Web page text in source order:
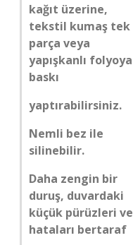
kağıt üzerine,
tekstil kumaş tek
parça veya
yapışkanlı folyoya
baskı
yaptırabilirsiniz.
Nemli bez ile
silinebilir.
Daha zengin bir
duruş, duvardaki
küçük pürüzleri ve
hataları bertaraf